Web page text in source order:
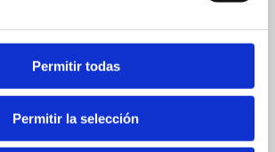
Permitir todas
Permitir la selección